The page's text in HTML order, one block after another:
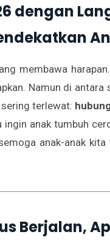
dengan
membawa
Namun di
terlewat:
anak tumbuh
anak-anak
Berjalan,